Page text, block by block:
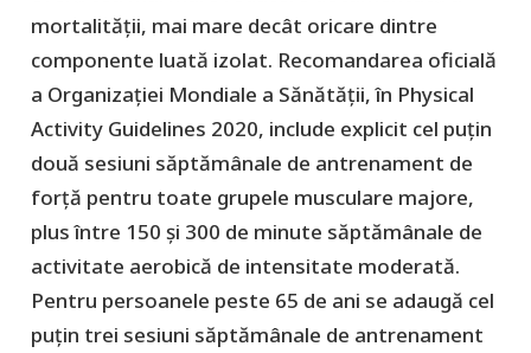
mortalității, mai mare decât oricare dintre
componente luată izolat. Recomandarea oficială
a Organizației Mondiale a Sănătății, în Physical
Activity Guidelines 2020, include explicit cel puțin
două sesiuni săptămânale de antrenament de
forță pentru toate grupele musculare majore,
plus între 150 și 300 de minute săptămânale de
activitate aerobică de intensitate moderată.
Pentru persoanele peste 65 de ani se adaugă cel
puțin trei sesiuni săptămânale de antrenament